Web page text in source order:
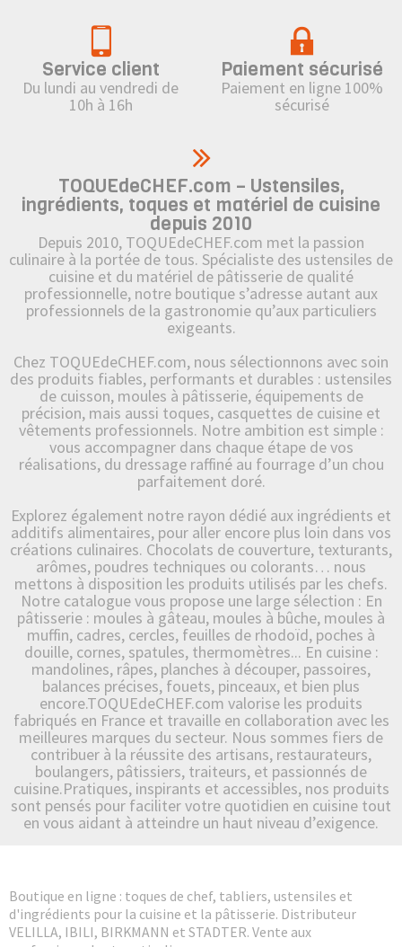
Service client
Du lundi au vendredi de
10h à 16h
Paiement sécurisé
Paiement en ligne 100%
sécurisé
TOQUEdeCHEF.com – Ustensiles,
ingrédients, toques et matériel de cuisine
depuis 2010
Depuis 2010, TOQUEdeCHEF.com met la passion
culinaire à la portée de tous. Spécialiste des ustensiles de
cuisine et du matériel de pâtisserie de qualité
professionnelle, notre boutique s’adresse autant aux
professionnels de la gastronomie qu’aux particuliers
exigeants.
Chez TOQUEdeCHEF.com, nous sélectionnons avec soin
des produits fiables, performants et durables : ustensiles
de cuisson, moules à pâtisserie, équipements de
précision, mais aussi toques, casquettes de cuisine et
vêtements professionnels. Notre ambition est simple :
vous accompagner dans chaque étape de vos
réalisations, du dressage raffiné au fourrage d’un chou
parfaitement doré.
Explorez également notre rayon dédié aux ingrédients et
additifs alimentaires, pour aller encore plus loin dans vos
créations culinaires. Chocolats de couverture, texturants,
arômes, poudres techniques ou colorants… nous
mettons à disposition les produits utilisés par les chefs.
Notre catalogue vous propose une large sélection : En
pâtisserie : moules à gâteau, moules à bûche, moules à
muffin, cadres, cercles, feuilles de rhodoïd, poches à
douille, cornes, spatules, thermomètres... En cuisine :
mandolines, râpes, planches à découper, passoires,
balances précises, fouets, pinceaux, et bien plus
encore.TOQUEdeCHEF.com valorise les produits
fabriqués en France et travaille en collaboration avec les
meilleures marques du secteur. Nous sommes fiers de
contribuer à la réussite des artisans, restaurateurs,
boulangers, pâtissiers, traiteurs, et passionnés de
cuisine.Pratiques, inspirants et accessibles, nos produits
sont pensés pour faciliter votre quotidien en cuisine tout
en vous aidant à atteindre un haut niveau d’exigence.
Boutique en ligne : toques de chef, tabliers, ustensiles et
d'ingrédients pour la cuisine et la pâtisserie. Distributeur
VELILLA, IBILI, BIRKMANN et STADTER. Vente aux